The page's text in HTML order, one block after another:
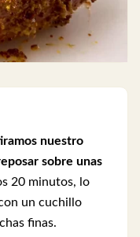
nuestro
sobre unas
20 minutos, lo
un cuchillo
finas.